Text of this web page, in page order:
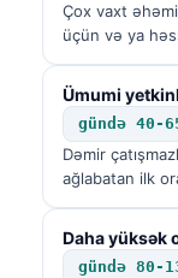
Çox vaxt
üçün və ya
Ümumi
gündə 40-
Dəmir
ağlabatan ilk
Daha yüksək
gündə 80-
المغربية
Afrikaans
Монгол
ພາສາລາວ
Basa
ئۇيغۇرچە